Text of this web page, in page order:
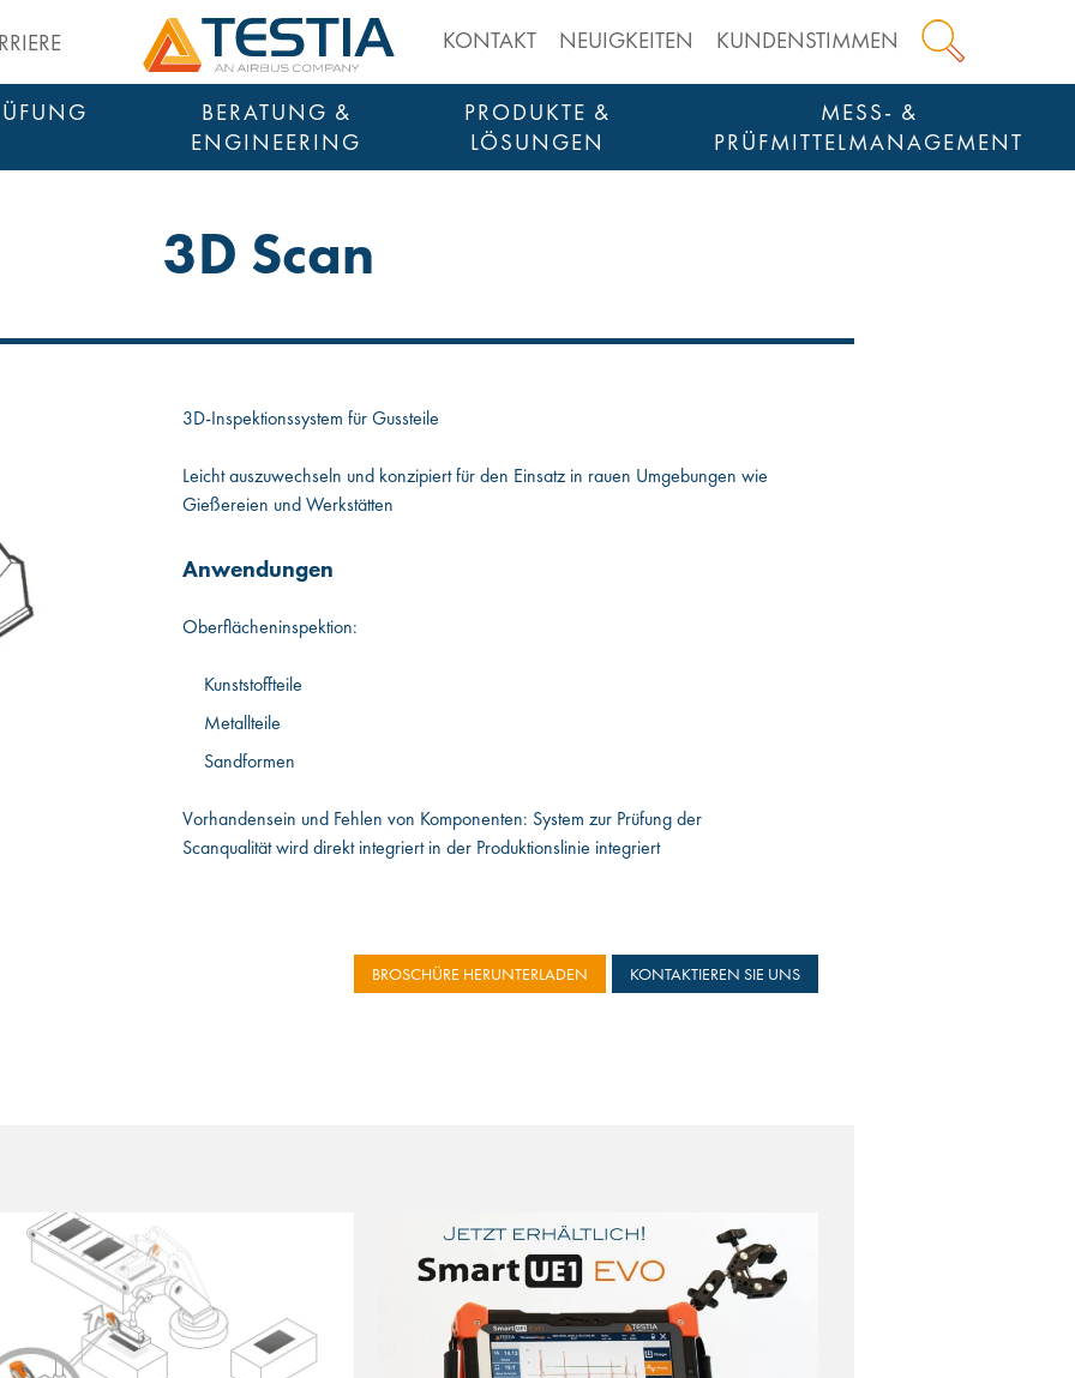
KONTAKT NEUIGKEITEN KUNDENSTIMMEN
Testia
BERATUNG &
ENGINEERING
PRODUKTE &
LÖSUNGEN
MESS- &
PRÜFMITTELMANAGEMENT
3D Scan
3D-Inspektionssystem für Gussteile
Leicht auszuwechseln und konzipiert für den Einsatz in rauen Umgebungen wie
Gießereien und Werkstätten
Anwendungen
Oberflächeninspektion:
Kunststoffteile
Metallteile
Sandformen
Vorhandensein und Fehlen von Komponenten: System zur Prüfung der
Scanqualität wird direkt integriert in der Produktionslinie integriert
BROSCHÜRE HERUNTERLADEN KONTAKTIEREN SIE UNS